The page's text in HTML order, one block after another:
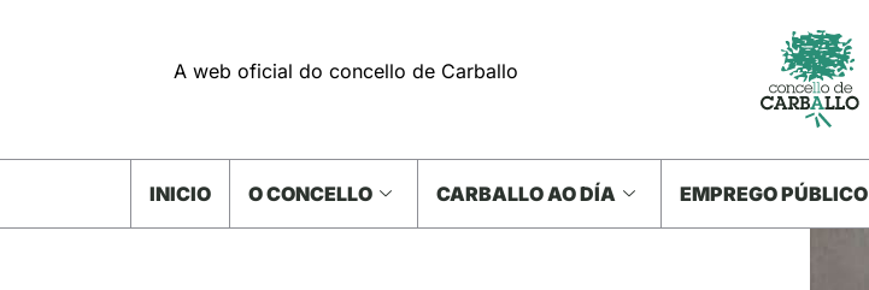
A web oficial do concello de Carballo
INICIO O CONCELLO CARBALLO AO DÍA EMPREGO PÚBLICO